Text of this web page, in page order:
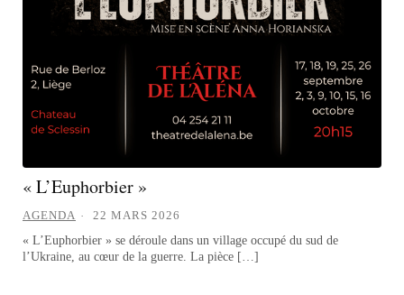
« L’Euphorbier »
AGENDA
22 MARS 2026
« L’Euphorbier » se déroule dans un village occupé du sud de
l’Ukraine, au cœur de la guerre. La pièce […]